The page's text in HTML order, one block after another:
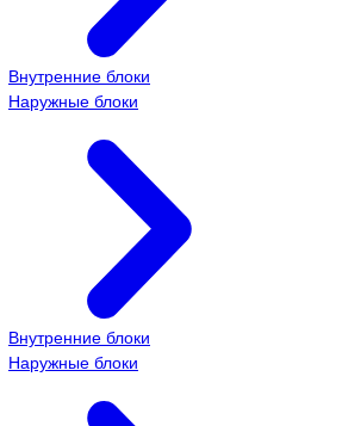
Внутренние блоки
Наружные блоки
Внутренние блоки
Наружные блоки